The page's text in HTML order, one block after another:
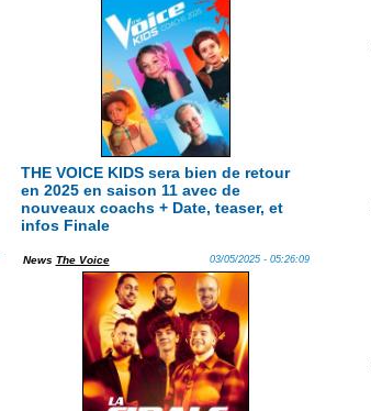
THE VOICE KIDS sera bien de retour
en 2025 en saison 11 avec de
nouveaux coachs + Date, teaser, et
infos Finale
News The Voice 03/05/2025 - 05:26:09